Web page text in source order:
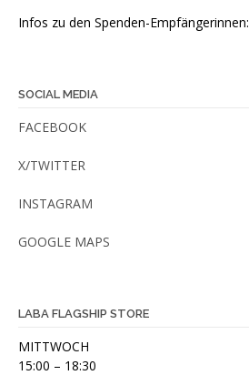
Infos zu den Spenden-Empfängerinnen:
SOCIAL MEDIA
FACEBOOK
X/TWITTER
INSTAGRAM
GOOGLE MAPS
LABA FLAGSHIP STORE
MITTWOCH
15:00 – 18:30